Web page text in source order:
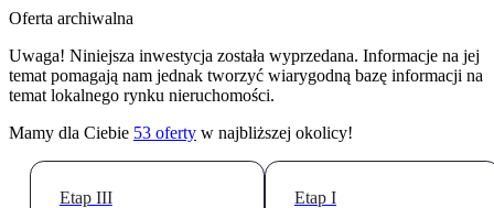
Oferta archiwalna
Uwaga! Niniejsza inwestycja została wyprzedana. Informacje na jej
temat pomagają nam jednak tworzyć wiarygodną bazę informacji na
temat lokalnego rynku nieruchomości.
Mamy dla Ciebie 53 oferty w najbliższej okolicy!
Etap III
Etap I